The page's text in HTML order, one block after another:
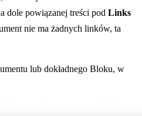
dole powiązanej treści pod Links
nie ma żadnych linków, ta
lub dokładnego Bloku, w